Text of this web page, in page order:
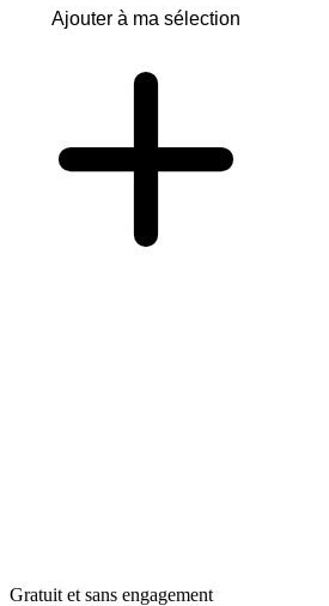
Ajouter à ma sélection
Gratuit et sans engagement